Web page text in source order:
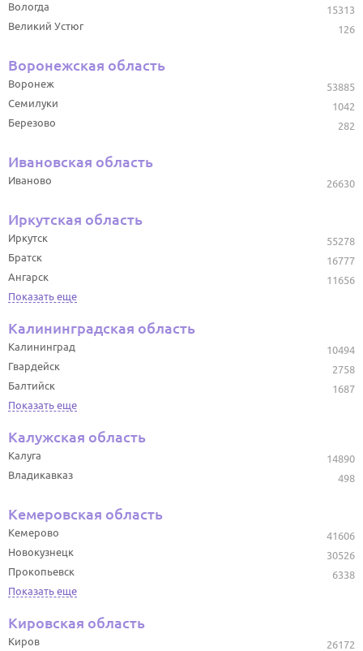
15313
Вологда
126
Великий Устюг
Воронежская область
53885
Воронеж
1042
Семилуки
282
Березово
Ивановская область
26630
Иваново
Иркутская область
55278
Иркутск
16777
Братск
11656
Ангарск
Показать еще
Калининградская область
10494
Калининград
2758
Гвардейск
1687
Балтийск
Показать еще
Калужская область
14890
Калуга
498
Владикавказ
Кемеровская область
41606
Кемерово
30526
Новокузнецк
6338
Прокопьевск
Показать еще
Кировская область
26172
Киров